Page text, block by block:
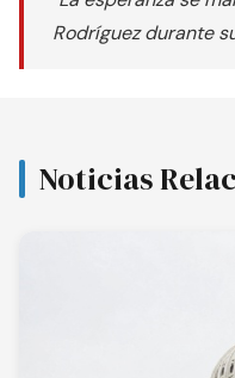
Rodríguez durante
Noticias